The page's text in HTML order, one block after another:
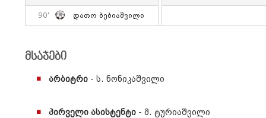
90' Დათო Ბებიაშვილი
მსაჯები
არბიტრი - ს. ნონიკაშვილი
პირველი ასისტენტი - მ. ტურიაშვილი